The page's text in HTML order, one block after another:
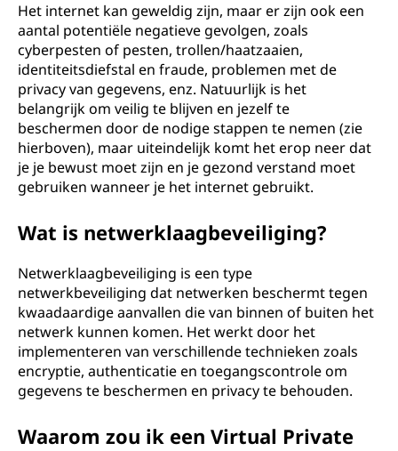
Het internet kan geweldig zijn, maar er zijn ook een
aantal potentiële negatieve gevolgen, zoals
cyberpesten of pesten, trollen/haatzaaien,
identiteitsdiefstal en fraude, problemen met de
privacy van gegevens, enz. Natuurlijk is het
belangrijk om veilig te blijven en jezelf te
beschermen door de nodige stappen te nemen (zie
hierboven), maar uiteindelijk komt het erop neer dat
je je bewust moet zijn en je gezond verstand moet
gebruiken wanneer je het internet gebruikt.
Wat is netwerklaagbeveiliging?
Netwerklaagbeveiliging is een type
netwerkbeveiliging dat netwerken beschermt tegen
kwaadaardige aanvallen die van binnen of buiten het
netwerk kunnen komen. Het werkt door het
implementeren van verschillende technieken zoals
encryptie, authenticatie en toegangscontrole om
gegevens te beschermen en privacy te behouden.
Waarom zou ik een Virtual Private